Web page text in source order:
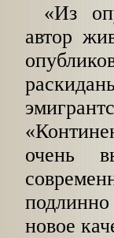
«Из
автор
очень
новое